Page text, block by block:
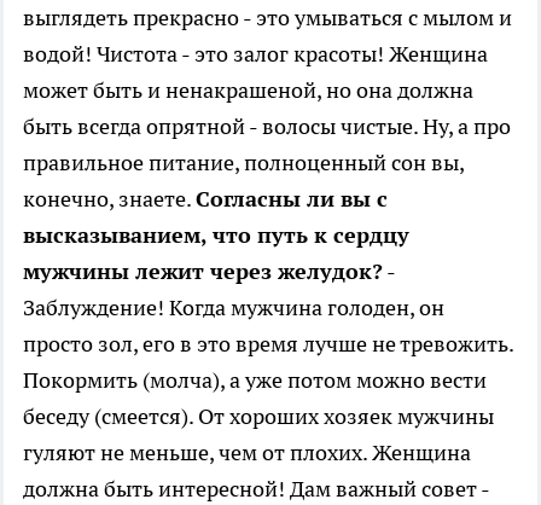
выглядеть прекрасно - это умываться с мылом и
водой! Чистота - это залог красоты! Женщина
может быть и ненакрашеной, но она должна
быть всегда опрятной - волосы чистые. Ну, а про
правильное питание, полноценный сон вы,
конечно, знаете.Согласны ли вы с
высказыванием, что путь к сердцу
мужчины лежит через желудок?-
Заблуждение! Когда мужчина голоден, он
просто зол, его в это время лучше не тревожить.
Покормить (молча), а уже потом можно вести
беседу (смеется). От хороших хозяек мужчины
гуляют не меньше, чем от плохих. Женщина
должна быть интересной! Дам важный совет -